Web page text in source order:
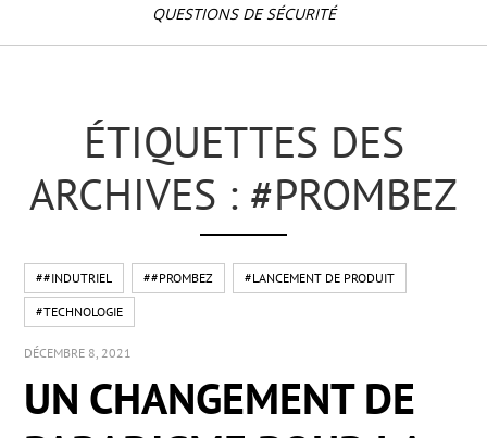
QUESTIONS DE SÉCURITÉ
ÉTIQUETTES DES
ARCHIVES : #PROMBEZ
##INDUTRIEL ##PROMBEZ #LANCEMENT DE PRODUIT
#TECHNOLOGIE
DÉCEMBRE 8, 2021
UN CHANGEMENT DE